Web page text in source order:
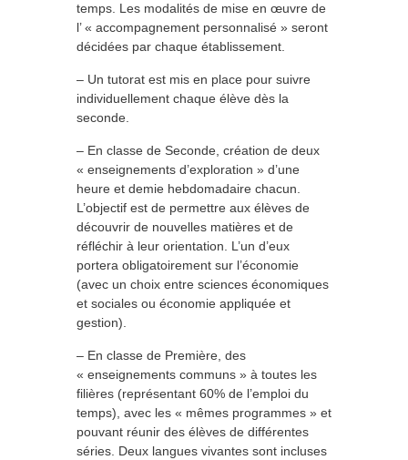
temps. Les modalités de mise en œuvre de
l’ « accompagnement personnalisé » seront
décidées par chaque établissement.
– Un tutorat est mis en place pour suivre
individuellement chaque élève dès la
seconde.
– En classe de Seconde, création de deux
« enseignements d’exploration » d’une
heure et demie hebdomadaire chacun.
L’objectif est de permettre aux élèves de
découvrir de nouvelles matières et de
réfléchir à leur orientation. L’un d’eux
portera obligatoirement sur l’économie
(avec un choix entre sciences économiques
et sociales ou économie appliquée et
gestion).
– En classe de Première, des
« enseignements communs » à toutes les
filières (représentant 60% de l’emploi du
temps), avec les « mêmes programmes » et
pouvant réunir des élèves de différentes
séries. Deux langues vivantes sont incluses